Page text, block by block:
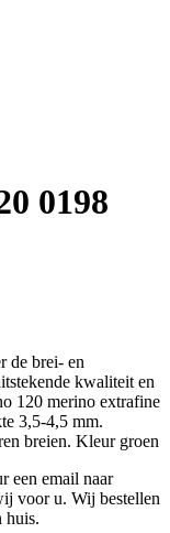
0198
de brei- en
kwaliteit en
120 merino extrafine
3,5-4,5 mm.
breien. Kleur groen
een email naar
voor u. Wij bestellen
huis.